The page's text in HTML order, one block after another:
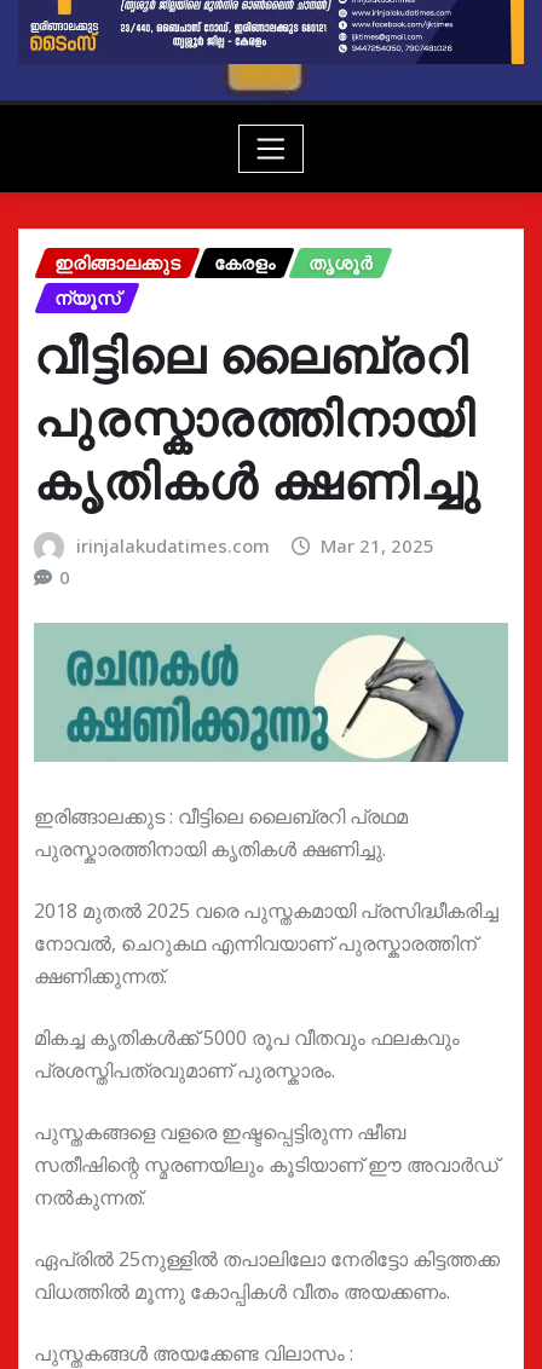
ഇരിങ്ങാലക്കുട കേരളം
തൃശൂർ
ന്യൂസ്
വീട്ടിലെ ലൈബ്രറി
പുരസ്കാരത്തിനായി
കൃതികൾ ക്ഷണിച്ചു
irinjalakudatimes.com
Mar 21, 2025
0
ഇരിങ്ങാലക്കുട : വീട്ടിലെ ലൈബ്രറി പ്രഥമ
പുരസ്കാരത്തിനായി കൃതികൾ ക്ഷണിച്ചു.
2018 മുതൽ 2025 വരെ പുസ്തകമായി പ്രസിദ്ധീകരിച്ച
നോവൽ, ചെറുകഥ എന്നിവയാണ് പുരസ്കാരത്തിന്
ക്ഷണിക്കുന്നത്.
മികച്ച കൃതികൾക്ക് 5000 രൂപ വീതവും ഫലകവും
പ്രശസ്തിപത്രവുമാണ് പുരസ്കാരം.
പുസ്തകങ്ങളെ വളരെ ഇഷ്ടപ്പെട്ടിരുന്ന ഷീബ
സതീഷിന്റെ സ്മരണയിലും കൂടിയാണ് ഈ അവാർഡ്
നൽകുന്നത്.
ഏപ്രിൽ 25നുള്ളിൽ തപാലിലോ നേരിട്ടോ കിട്ടത്തക്ക
വിധത്തിൽ മൂന്നു കോപ്പികൾ വീതം അയക്കണം.
പുസ്തകങ്ങൾ അയക്കേണ്ട വിലാസം :